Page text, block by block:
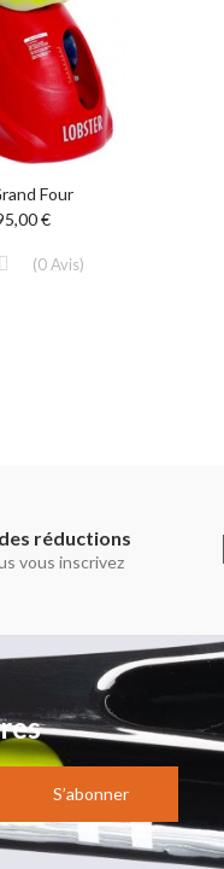
Four
€
(0Avis)
réductions
vous inscrivez
S’abonner